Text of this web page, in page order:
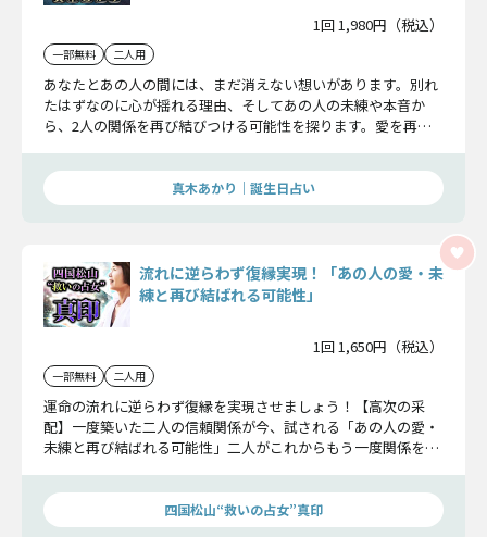
1回 1,980円（税込）
一部無料 二人用
あなたとあの人の間には、まだ消えない想いがあります。別れ
たはずなのに心が揺れる理由、そしてあの人の未練や本音か
ら、2人の関係を再び結びつける可能性を探ります。愛を再燃
真木あかり｜誕生日占い
流れに逆らわず復縁実現！「あの人の愛・未
練と再び結ばれる可能性」
1回 1,650円（税込）
一部無料 二人用
運命の流れに逆らわず復縁を実現させましょう！【高次の采
配】一度築いた二人の信頼関係が今、試される「あの人の愛・
未練と再び結ばれる可能性」二人がこれからもう一度関係を築
四国松山“救いの占女”真印